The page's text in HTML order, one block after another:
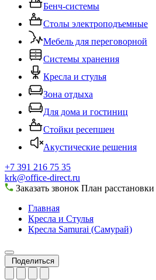
Бенч-системы
Столы электроподъемные
Мебель для переговорной
Системы хранения
Кресла и стулья
Зона отдыха
Для дома и гостиниц
Стойки ресепшен
Акустические решения
+7 391 216 75 35
krk@office-direct.ru
Заказать звонок План расстановки
Главная
Кресла и Стулья
Кресла Samurai (Самурай)
Поделиться